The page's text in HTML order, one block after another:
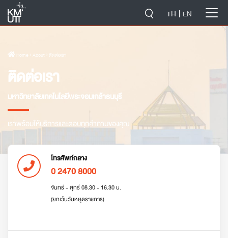
TH EN
Home › About › ติดต่อเรา
ติดต่อเรา
มหาวิทยาลัยเทคโนโลยีพระจอมเกล้าธนบุรี
เราพร้อมให้บริการและตอบทุกคำถามของคุณ
โทรศัพท์กลาง
0 2470 8000
จันทร์ - ศุกร์ 08.30 - 16.30 น.
(ยกเว้นวันหยุดราชการ)